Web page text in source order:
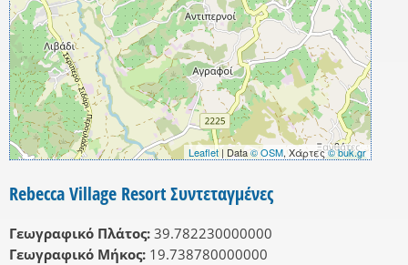
Leaflet | Data© OSM, Χάρτες© buk.gr
Rebecca Village Resort Συντεταγμένες
Γεωγραφικό Πλάτος: 39.782230000000
Γεωγραφικό Μήκος: 19.738780000000